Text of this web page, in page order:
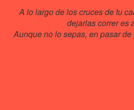
A lo largo de los cruces de tu
dejarlas correr es
Aunque no lo sepas, en pasar